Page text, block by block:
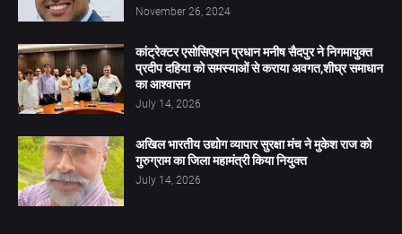
November 26, 2024
कांट्रेक्टर एसोसिएशन प्रधान मनीष सैदपुर ने निगमायुक्त
प्रदीप दहिया को समस्याओं से कराया अवगत,शीघ्र समाधान
का आश्वासन
July 14, 2026
अखिल भारतीय उद्योग व्यापार सुरक्षा मंच ने मुकेश राज को
गुरुग्राम का जिला महामंत्री किया नियुक्त
July 14, 2026